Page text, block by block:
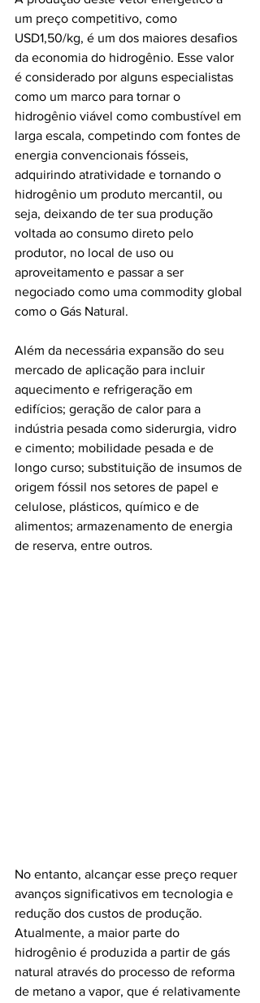
um preço competitivo, como
USD1,50/kg, é um dos maiores desafios
da economia do hidrogênio. Esse valor
é considerado por alguns especialistas
como um marco para tornar o
hidrogênio viável como combustível em
larga escala, competindo com fontes de
energia convencionais fósseis,
adquirindo atratividade e tornando o
hidrogênio um produto mercantil, ou
seja, deixando de ter sua produção
voltada ao consumo direto pelo
produtor, no local de uso ou
aproveitamento e passar a ser
negociado como uma commodity global
como o Gás Natural.
Além da necessária expansão do seu
mercado de aplicação para incluir
aquecimento e refrigeração em
edifícios; geração de calor para a
indústria pesada como siderurgia, vidro
e cimento; mobilidade pesada e de
longo curso; substituição de insumos de
origem fóssil nos setores de papel e
celulose, plásticos, químico e de
alimentos; armazenamento de energia
de reserva, entre outros.
No entanto, alcançar esse preço requer
avanços significativos em tecnologia e
redução dos custos de produção.
Atualmente, a maior parte do
hidrogênio é produzida a partir de gás
natural através do processo de reforma
de metano a vapor, que é relativamente